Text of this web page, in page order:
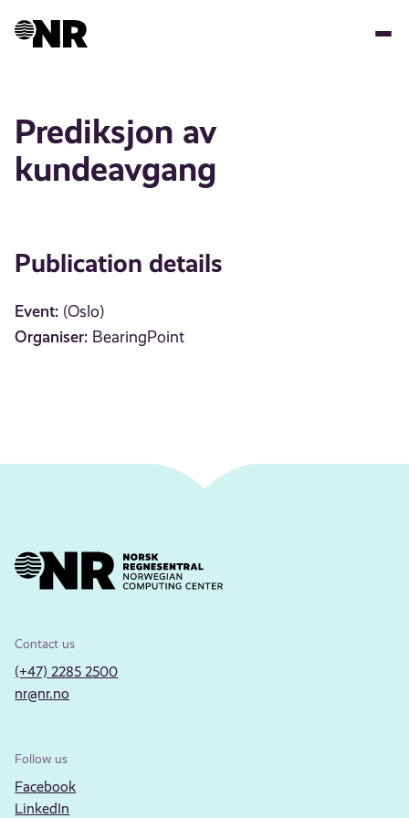
Prediksjon av
kundeavgang
Publication details
Event: (Oslo)
Organiser: BearingPoint
Contact us
(+47) 2285 2500
nr@nr.no
Follow us
Facebook
LinkedIn